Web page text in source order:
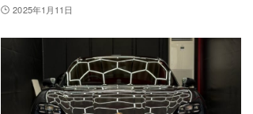
2025年1月11日